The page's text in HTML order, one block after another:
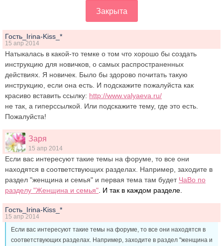
Закрыта
Гость_Irina-Kiss_*
15 апр 2014
Натыкалась в какой-то темке о том что хорошо бы создать
инструкцию для новичков, о самых распространенных
действиях. Я новичек. Было бы здорово почитать такую
инструкцию, если она есть. И подскажите пожалуйста как
красиво вставить ссылку: http://www.valyaeva.ru/
не так, а гиперссылкой. Или подскажите тему, где это есть.
Пожалуйста!
Заря
15 апр 2014
Если вас интересуют такие темы на форуме, то все они
находятся в соответствующих разделах. Например, заходите в
раздел "женщина и семья" и первая тема там будет ЧаВо по
разделу "Женщина и семья" . И так в каждом разделе.
Гость_Irina-Kiss_*
15 апр 2014
Если вас интересуют такие темы на форуме, то все они находятся в
соответствующих разделах. Например, заходите в раздел "женщина и